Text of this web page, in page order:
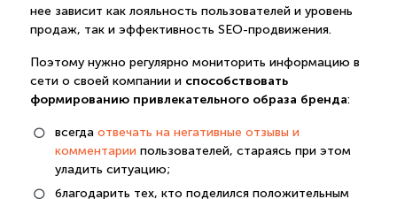
нее зависит как лояльность пользователей и уровень
продаж, так и эффективность SEO-продвижения.
Поэтому нужно регулярно мониторить информацию в
сети о своей компании и способствовать
формированию привлекательного образа бренда:
всегда отвечать на негативные отзывы и
комментарии пользователей, стараясь при этом
уладить ситуацию;
благодарить тех, кто поделился положительным